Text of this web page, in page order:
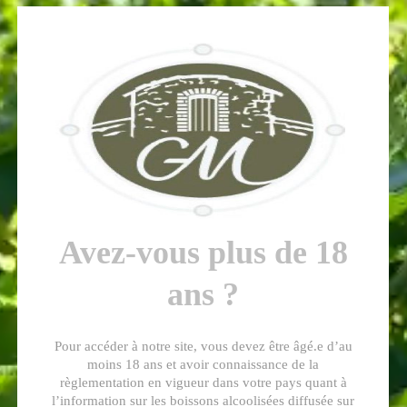
Voici le seul résultat
€
Avez-vous plus de 18
ans ?
Pour accéder à notre site, vous devez être âgé.e d’au
moins 18 ans et avoir connaissance de la
règlementation en vigueur dans votre pays quant à
l’information sur les boissons alcoolisées diffusée sur